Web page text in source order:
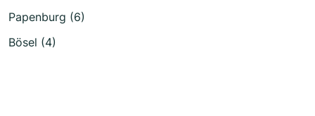
Papenburg (6)
Bösel (4)